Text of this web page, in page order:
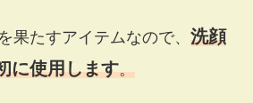
果たすアイテムなので、 洗顔
に使用します。